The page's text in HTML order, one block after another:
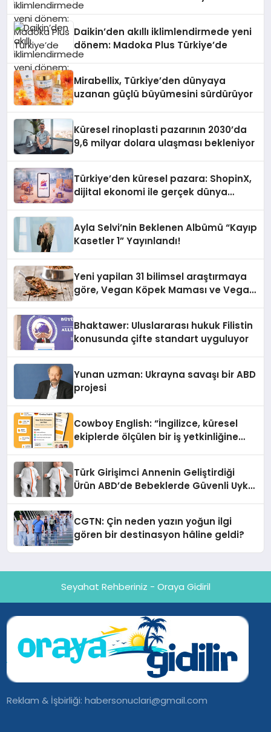
Daikin’den akıllı iklimlendirmede yeni
dönem: Madoka Plus Türkiye’de
Mirabellix, Türkiye’den dünyaya
uzanan güçlü büyümesini sürdürüyor
Küresel rinoplasti pazarının 2030’da
9,6 milyar dolara ulaşması bekleniyor
Türkiye’den küresel pazara: ShopinX,
dijital ekonomi ile gerçek dünya
Ayla Selvi’nin Beklenen Albümü “Kayıp
Kasetler 1” Yayınlandı!
Yeni yapilan 31 bilimsel araştırmaya
göre, Vegan Köpek Maması ve Vegan
Bhaktawer: Uluslararası hukuk Filistin
konusunda çifte standart uyguluyor
Yunan uzman: Ukrayna savaşı bir ABD
projesi
Cowboy English: “İngilizce, küresel
ekiplerde ölçülen bir iş yetkinliğine
Türk Girişimci Annenin Geliştirdiği
Ürün ABD’de Bebeklerde Güvenli Uyku
CGTN: Çin neden yazın yoğun ilgi
gören bir destinasyon hâline geldi?
Seyahat Rehberiniz - Oraya Gidiril
Reklam & İşbirliği:habersonuclari@gmail.com